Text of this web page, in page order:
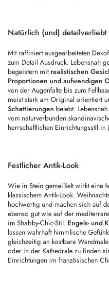
Natürlich (und) detailverliebt
Mit raffiniert ausgearbeiteten
zum Detail Ausdruck. Lebensnah
begeistern mit realistischen
Proportionen und aufwendigen
von der Augenfalte bis zum
meist stark am Original orientiert
Schattierungen belebt.
vom naturverbunden
herrschaftlichen Einrichtungsstil
Festlicher Antik-Look
Wie in Stein gemeißelt wirkt eine
klassischem Antik-Look.
hochwertig und machen sich auf
ebenso gut wie auf der
im Shabby-Chic-Stil. Engels- und
lassen wahrhaft himmlische
gleichzeitig an kostbare
oder in der Kathedrale zu finden
Einrichtungen im französischen